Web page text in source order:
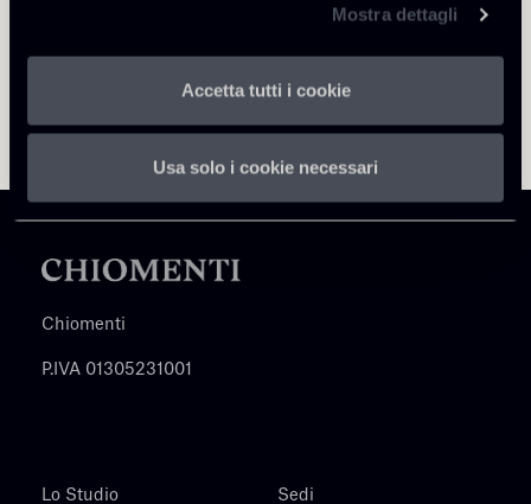
Mostra dettagli
Accetta tutti i cookie
Usa solo i cookie necessari
Chiomenti
P.IVA 01305231001
Lo Studio Sedi